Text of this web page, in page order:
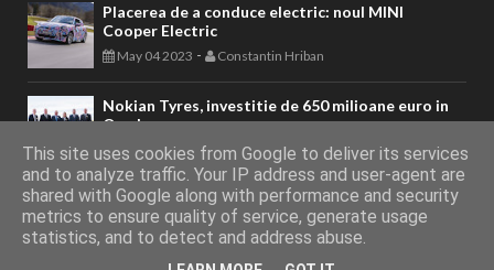
Placerea de a conduce electric: noul MINI
Cooper Electric
May 04 2023 - Constantin Hriban
Nokian Tyres, investitie de 650 milioane euro in
Oradea
May 13 2023- Constantin Hriban
AUTOVITAL - Blog AutoCopyright © 2011 - 2026. Toate drepturile
This site uses cookies from Google to deliver its services
and to analyze traffic. Your IP address and user-agent are
shared with Google along with performance and security
metrics to ensure quality of service, generate usage
statistics, and to detect and address abuse.